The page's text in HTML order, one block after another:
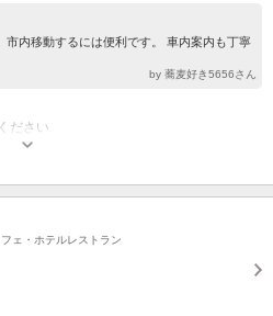
内移動するには便利です。 車内案内も丁寧
by 蕎麦好き5656さん
ださい
ェ・ホテルレストラン